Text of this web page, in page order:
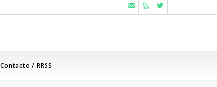
  
Contacto / RRSS